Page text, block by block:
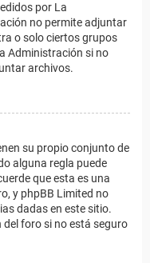
por La
no permite adjuntar
o solo ciertos grupos
Administración si no
archivos.
su propio conjunto de
alguna regla puede
que esta es una
y phpBB Limited no
dadas en este sitio.
foro si no está seguro